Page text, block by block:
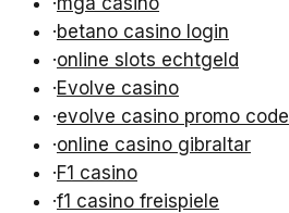
·betano casino login
·online slots echtgeld
·Evolve casino
·evolve casino promo code
·online casino gibraltar
·F1 casino
·f1 casino freispiele